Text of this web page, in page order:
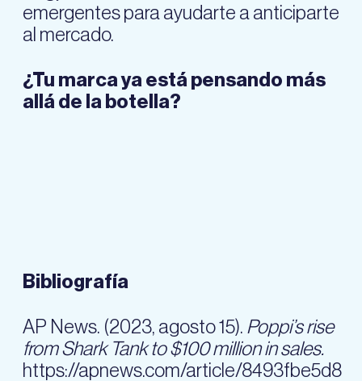
emergentes para ayudarte a anticiparte
al mercado.
¿Tu marca ya está pensando más
allá de la botella?
Bibliografía
AP News. (2023, agosto 15). Poppi’s rise
from Shark Tank to $100 million in sales.
https://apnews.com/article/8493fbe5d8